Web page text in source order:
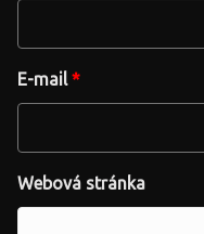
E-mail*
Webová stránka